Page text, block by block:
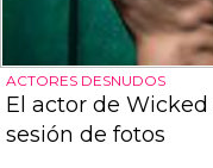
ACTORES DESNUDOS
El actor de
sesión de fotos